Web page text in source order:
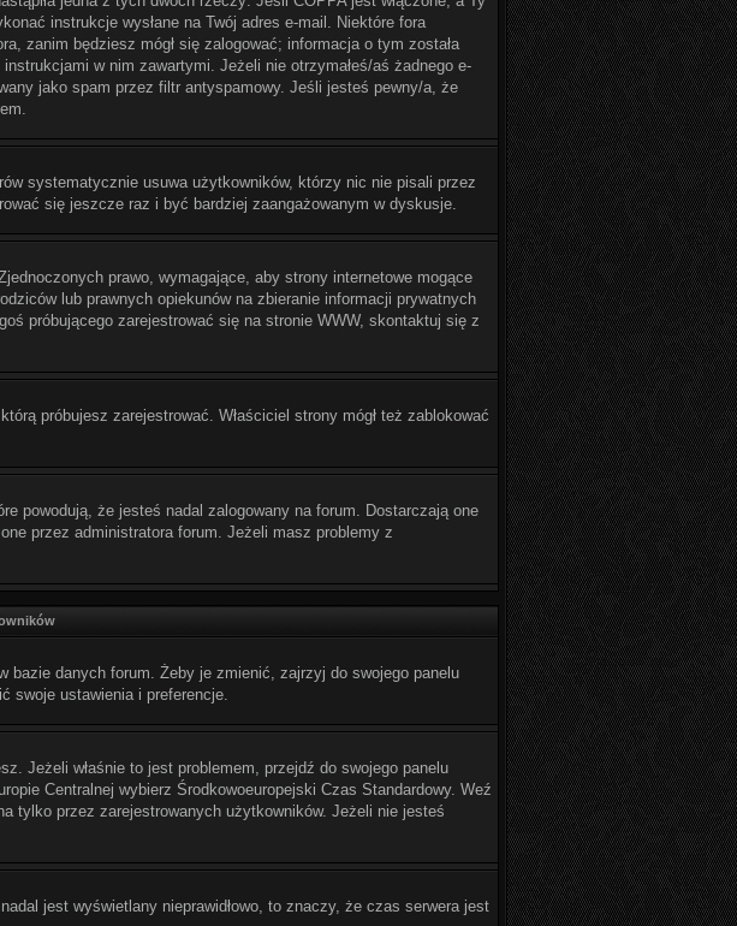
instrukcje wysłane na Twój adres e-mail. Niektóre fora
zanim będziesz mógł się zalogować; informacja o tym została
w nim zawartymi. Jeżeli nie otrzymałeś/aś żadnego e-
jako spam przez filtr antyspamowy. Jeśli jesteś pewny/a, że
systematycznie usuwa użytkowników, którzy nic nie pisali przez
się jeszcze raz i być bardziej zaangażowanym w dyskusje.
prawo, wymagające, aby strony internetowe mogące
lub prawnych opiekunów na zbieranie informacji prywatnych
próbującego zarejestrować się na stronie WWW, skontaktuj się z
próbujesz zarejestrować. Właściciel strony mógł też zablokować
powodują, że jesteś nadal zalogowany na forum. Dostarczają one
przez administratora forum. Jeżeli masz problemy z
danych forum. Żeby je zmienić, zajrzyj do swojego panelu
swoje ustawienia i preferencje.
Jeżeli właśnie to jest problemem, przejdź do swojego panelu
Centralnej wybierz Środkowoeuropejski Czas Standardowy. Weź
tylko przez zarejestrowanych użytkowników. Jeżeli nie jesteś
jest wyświetlany nieprawidłowo, to znaczy, że czas serwera jest